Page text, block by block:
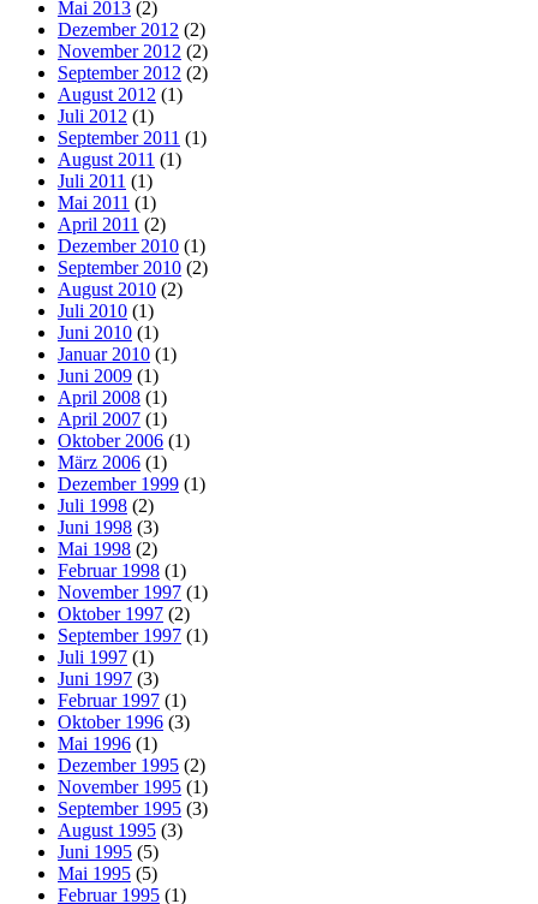
Mai 2013 (2)
Dezember 2012 (2)
November 2012 (2)
September 2012 (2)
August 2012 (1)
Juli 2012 (1)
September 2011 (1)
August 2011 (1)
Juli 2011 (1)
Mai 2011 (1)
April 2011 (2)
Dezember 2010 (1)
September 2010 (2)
August 2010 (2)
Juli 2010 (1)
Juni 2010 (1)
Januar 2010 (1)
Juni 2009 (1)
April 2008 (1)
April 2007 (1)
Oktober 2006 (1)
März 2006 (1)
Dezember 1999 (1)
Juli 1998 (2)
Juni 1998 (3)
Mai 1998 (2)
Februar 1998 (1)
November 1997 (1)
Oktober 1997 (2)
September 1997 (1)
Juli 1997 (1)
Juni 1997 (3)
Februar 1997 (1)
Oktober 1996 (3)
Mai 1996 (1)
Dezember 1995 (2)
November 1995 (1)
September 1995 (3)
August 1995 (3)
Juni 1995 (5)
Mai 1995 (5)
Februar 1995 (1)